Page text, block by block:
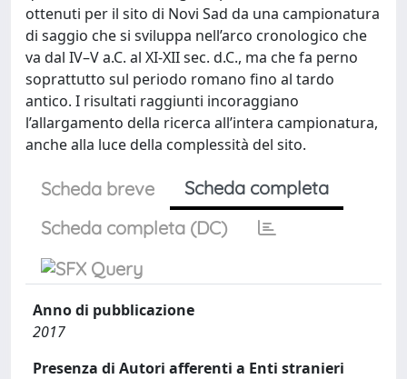
ottenuti per il sito di Novi Sad da una campionatura
di saggio che si sviluppa nell’arco cronologico che
va dal IV–V a.C. al XI-XII sec. d.C., ma che fa perno
soprattutto sul periodo romano fino al tardo
antico. I risultati raggiunti incoraggiano
l’allargamento della ricerca all’intera campionatura,
anche alla luce della complessità del sito.
Scheda breve
Scheda completa
Scheda completa (DC)
Anno di pubblicazione
2017
Presenza di Autori afferenti a Enti stranieri